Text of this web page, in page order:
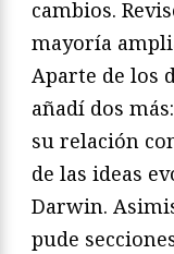
cambios.
mayoría
Aparte de los
añadí dos
su relación
de las ideas
Darwin.
pude